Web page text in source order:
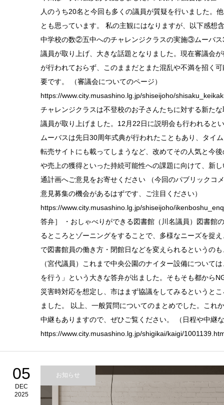
人のうち20名と今回も多くの議員が質疑を行いました。
とも思っています。 私の主観にはなりますが、以下感
中学校の数②五中へのチャレンジクラスの実施③ムーバ
議員が取り上げ、大きな話題となりました。現在審議会
が行われておらず、このままだとまた混乱や不満を招く
要です。 （審議会についてのページ）
https://www.city.musashino.lg.jp/shiseijoho/
チャレンジクラスは不登校のお子さんたちに対する新た
議員が取り上げました。12月22日に説明会も行われると
ムーバスは先日30周年式典が行われたこともあり、タイ
転売サイトにも載ってしまうなど、改めてその人気と今
や売上の獲得といった持続可能性への課題に向けて、新
通計画へご意見をお寄せください （今回のパブリックコ
意見募集の機会があるはずです、ご注目ください）
https://www.city.musashino.lg.jp/shiseijoho/
答弁］ ・おしゃべりができる図書館（川名議員）図書館
るところとゾーニングをすることで、多様なニーズを捉
で図書館員の働き方・閉館日などを変えられるというの
（宮代議員）これまで中央公園のナイター設備について
を行う」という大きな答弁が出ました。そもそも都から
災害時対応を想定し、市はまず協議をしてみるというと
ました。 以上、一般質問についてのまとめでした。これ
中継もありますので、ぜひご覧ください。 （日程や中継
https://www.city.musashino.lg.jp/shigikai/kaigi/
05
DEC
2025
お知らせ